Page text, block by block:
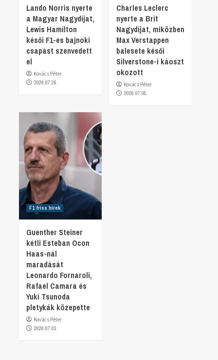
Lando Norris nyerte
a Magyar Nagydíjat,
Lewis Hamilton
késői F1-es bajnoki
csapást szenvedett
el
Kovács Péter
2026.07.26.
Charles Leclerc
nyerte a Brit
Nagydíjat, miközben
Max Verstappen
balesete késői
Silverstone-i káoszt
okozott
Kovács Péter
2026.07.05.
F1 friss hírek
Guenther Steiner
kétli Esteban Ocon
Haas-nál
maradását
Leonardo Fornaroli,
Rafael Camara és
Yuki Tsunoda
pletykák közepette
Kovács Péter
2026.07.03.